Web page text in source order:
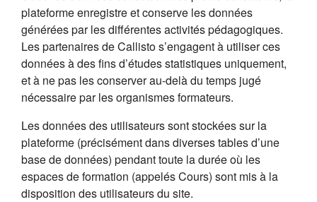
plateforme enregistre et conserve les données
générées par les différentes activités pédagogiques.
Les partenaires de Callisto s’engagent à utiliser ces
données à des fins d’études statistiques uniquement,
et à ne pas les conserver au-delà du temps jugé
nécessaire par les organismes formateurs.
Les données des utilisateurs sont stockées sur la
plateforme (précisément dans diverses tables d’une
base de données) pendant toute la durée où les
espaces de formation (appelés Cours) sont mis à la
disposition des utilisateurs du site.